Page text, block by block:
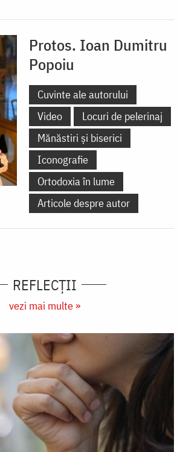
Protos. Ioan Dumitru
Popoiu
Cuvinte ale autorului
Video
Locuri de pelerinaj
Mănăstiri și biserici
Iconografie
Ortodoxia în lume
Articole despre autor
REFLECȚII
vezi mai multe »